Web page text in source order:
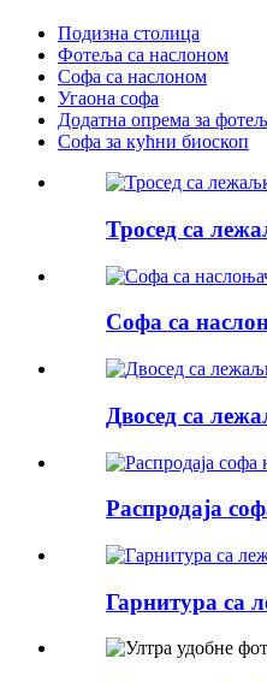
Подизна столица
Фотеља са наслоном
Софа са наслоном
Угаона софа
Додатна опрема за
Софа за кућни биоскоп
Тросед са
Софа са
Двосед са
Распродаја
Гарнитура са